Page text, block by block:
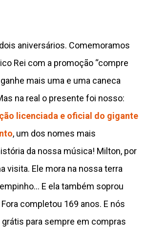
aniversários. Comemoramos
Rei com a promoção “compre
mais uma e uma caneca
na real o presente foi nosso:
licenciada e oficial do gigante
, um dos nomes mais
da nossa música! Milton, por
visita. Ele mora na nossa terra
E ela também soprou
completou 169 anos. E nós
para sempre em compras